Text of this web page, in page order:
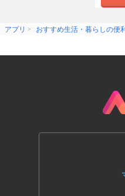
-
アプリ おすすめ生活・暮らしの便